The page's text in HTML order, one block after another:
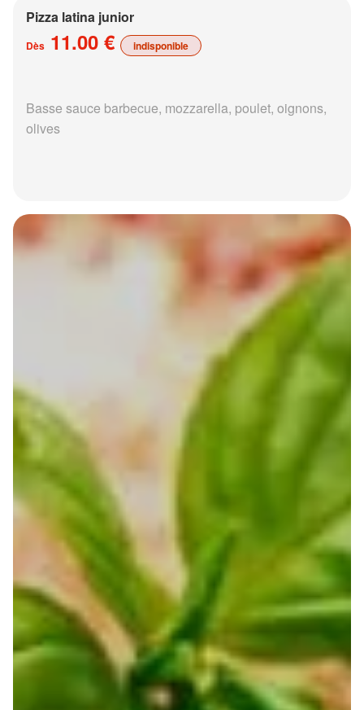
Pizza latina junior
Dès 11.00 € indisponible
Basse sauce barbecue, mozzarella, poulet, oignons,
olives